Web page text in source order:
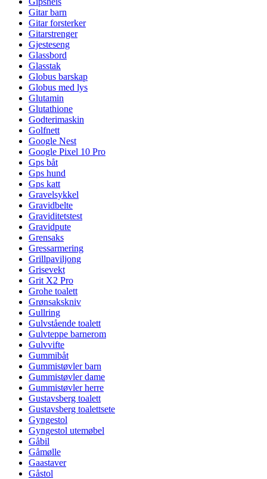
Gitar barn
Gitar forsterker
Gitarstrenger
Gjesteseng
Glassbord
Glasstak
Globus barskap
Globus med lys
Glutamin
Glutathione
Godterimaskin
Golfnett
Google Nest
Google Pixel 10 Pro
Gps båt
Gps hund
Gps katt
Gravelsykkel
Gravidbelte
Graviditetstest
Gravidpute
Grensaks
Gressarmering
Grillpaviljong
Grisevekt
Grit X2 Pro
Grohe toalett
Grønsakskniv
Gullring
Gulvstående toalett
Gulvteppe barnerom
Gulvvifte
Gummibåt
Gummistøvler barn
Gummistøvler dame
Gummistøvler herre
Gustavsberg toalett
Gustavsberg toalettsete
Gyngestol
Gyngestol utemøbel
Gåbil
Gåmølle
Gaastaver
Gåstol